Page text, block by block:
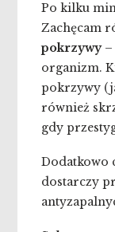
Po kilku
Zachęcam
pokrzywy–
organizm.
pokrzywy
również
gdy
Dodatkowo
dostarczy